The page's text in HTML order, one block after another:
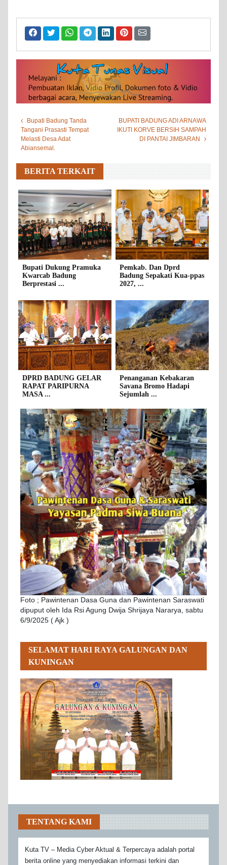
Bupati Badung Tanda
Tangani Prasasti Tempat
Melasti Desa Adat
Abiansemal.
BUPATI BADUNG ADI ARNAWA
IKUTI KORVE BERSIH SAMPAH
DI PANTAI JIMBARAN
BERITA TERKAIT
Bupati Dukung Pramuka
Kwarcab Badung
Berprestasi ...
Pemkab. Dan Dprd
Badung Sepakati Kua-ppas
2027, ...
DPRD BADUNG GELAR
RAPAT PARIPURNA
MASA ...
Penanganan Kebakaran
Savana Bromo Hadapi
Sejumlah ...
Foto ; Pawintenan Dasa Guna dan Pawintenan Saraswati
dipuput oleh Ida Rsi Agung Dwija Shrijaya Nararya, sabtu
6/9/2025 ( Ajk )
SELAMAT HARI RAYA GALUNGAN DAN
KUNINGAN
TENTANG KAMI
Kuta TV – Media Cyber Aktual & Terpercaya adalah portal
berita online yang menyediakan informasi terkini dan